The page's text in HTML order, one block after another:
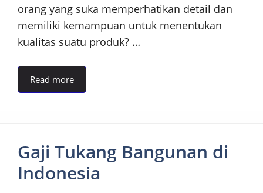
orang yang suka memperhatikan detail dan
memiliki kemampuan untuk menentukan
kualitas suatu produk? …
Read more
Gaji Tukang Bangunan di
Indonesia